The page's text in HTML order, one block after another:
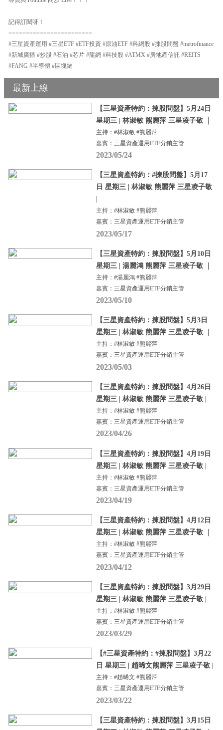
記得訂閱呀！
========================
#三星資產運用 #三星ETF #ETF投資 #原油ETF #科網股 #揀股問盤 #metrofinance
#新城廣播 #炒股 #石油 #芯片 #龍網 #科技股 #ATMX #房地產信託 #REITS
#FANG #半導體 #區塊鏈
最新上線
【三星資產特約：揀股問盤】5月24日
星期三 | 林淑敏 熊麗萍 三星凌子敬 ｜
主持：#林淑敏 #熊麗萍
嘉賓：三星資產運用ETF分銷主管
2023/05/24
【三星資產特約：#揀股問盤】5月17
日 星期三 | 林淑敏 熊麗萍 三星凌子敬
主持：#林淑敏 #熊麗萍
嘉賓：三星資產運用ETF分銷主管
2023/05/17
【三星資產特約：揀股問盤】5月10日
星期三 | 湯麗鴻 熊麗萍 三星凌子敬 ｜
主持：#湯麗鴻 #熊麗萍
嘉賓：三星資產運用ETF分銷主管
2023/05/10
【三星資產特約：揀股問盤】5月3日
星期三 | 林淑敏 熊麗萍 三星凌子敬 ｜
主持：#林淑敏 #熊麗萍
嘉賓：三星資產運用ETF分銷主管
2023/05/03
【三星資產特約：揀股問盤】4月26日
星期三 | 林淑敏 熊麗萍 三星凌子敬 |
主持：#林淑敏 #熊麗萍
嘉賓：三星資產運用ETF分銷主管
2023/04/26
【三星資產特約：揀股問盤】4月19日
星期三 | 林淑敏 熊麗萍 三星凌子敬 |
主持：#林淑敏 #熊麗萍
嘉賓：三星資產運用ETF分銷主管
2023/04/19
【三星資產特約：揀股問盤】4月12日
星期三 | 林淑敏 熊麗萍 三星凌子敬 ｜
主持：#林淑敏 #熊麗萍
嘉賓：三星資產運用ETF分銷主管
2023/04/12
【三星資產特約：揀股問盤】3月29日
星期三 | 林淑敏 熊麗萍 三星凌子敬 |
主持：#林淑敏 #熊麗萍
嘉賓：三星資產運用ETF分銷主管
2023/03/29
【#三星資產特約：#揀股問盤】3月22
日 星期三 | 趙晞文熊麗萍 三星凌子敬 |
主持：#趙晞文 #熊麗萍
嘉賓：三星資產運用ETF分銷主管
2023/03/22
【三星資產特約：揀股問盤】3月15日